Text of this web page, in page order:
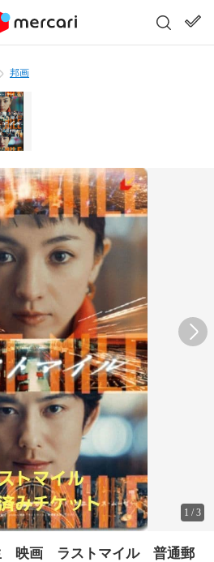
邦画
1 /3
映画 ラストマイル 普通郵